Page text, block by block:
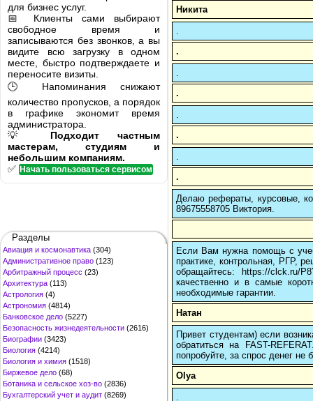
для бизнес услуг.
📅 Клиенты сами выбирают
свободное время и
записываются без звонков, а вы
видите всю загрузку в одном
месте, быстро подтверждаете и
переносите визиты.
🕒 Напоминания снижают
количество пропусков, а порядок
в графике экономит время
администратора.
💡 Подходит частным
мастерам, студиям и
небольшим компаниям.
✅ Начать пользоваться сервисом
Разделы
Авиация и космонавтика (304)
Административное право (123)
Арбитражный процесс (23)
Архитектура (113)
Астрология (4)
Астрономия (4814)
Банковское дело (5227)
Безопасность жизнедеятельности (2616)
Биографии (3423)
Биология (4214)
Биология и химия (1518)
Биржевое дело (68)
Ботаника и сельское хоз-во (2836)
Бухгалтерский учет и аудит (8269)
Никита
.
.
.
.
Делаю рефераты, курсовые,
89675558705 Виктория.
Если Вам нужна помощь с
практике, контрольная, РГР,
обращайтесь: https://clck.ru/
качественно и в самые
необходимые гарантии.
Натан
Привет студентам) если
обратиться на FAST-
попробуйте, за спрос денег не
Olya